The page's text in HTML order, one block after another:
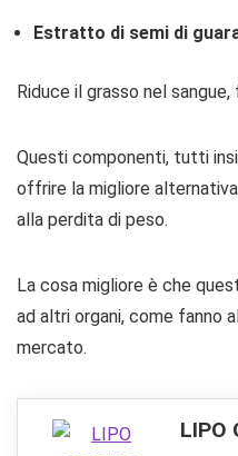
Estratto di semi di
Riduce il grasso nel
Questi componenti, tutti
offrire la migliore
alla perdita di peso.
La cosa migliore è che
ad altri organi, come fanno
mercato.
LIPO